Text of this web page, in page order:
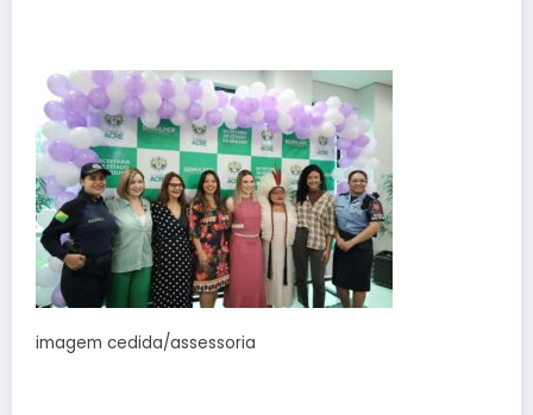
imagem cedida/assessoria